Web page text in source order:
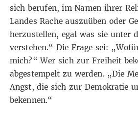
sich berufen, im Namen ihrer
Landes Rache auszuüben oder
herzustellen, egal was sie unter
verstehen.“ Die Frage sei:
mich?“ Wer sich zur Freiheit
abgestempelt zu werden. „Die
Angst, die sich zur Demokratie
bekennen.“